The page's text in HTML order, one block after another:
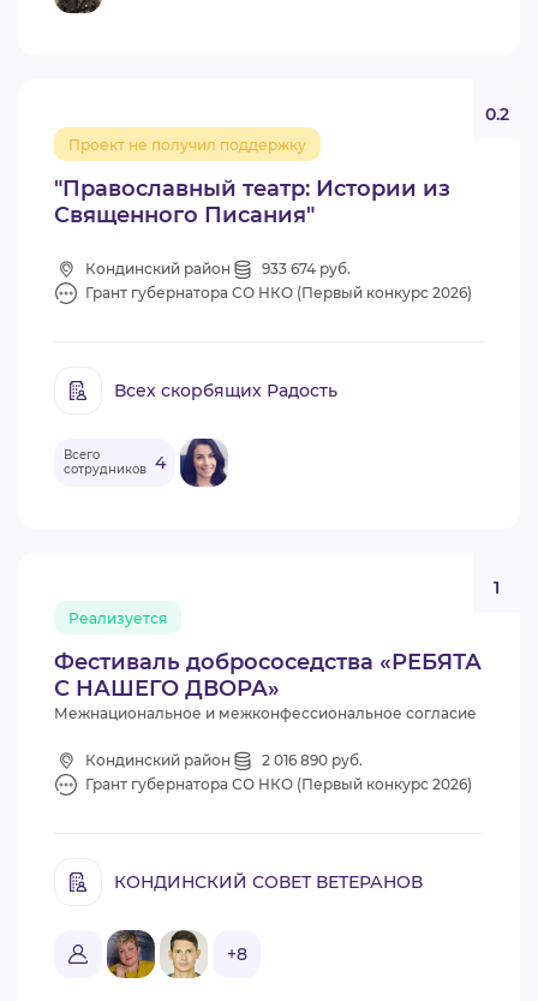
"Православный театр: Истории из
Священного Писания"
Проект не получил поддержку
0.2
Кондинский район
933 674 руб.
Грант губернатора СО НКО (Первый конкурс 2026)
Всех скорбящих Радость
Всего
сотрудников 4
Фестиваль добрососедства «РЕБЯТА
С НАШЕГО ДВОРА»
Реализуется
1
Межнациональное и межконфессиональное согласие
Кондинский район
2 016 890 руб.
Грант губернатора СО НКО (Первый конкурс 2026)
КОНДИНСКИЙ СОВЕТ ВЕТЕРАНОВ
+8